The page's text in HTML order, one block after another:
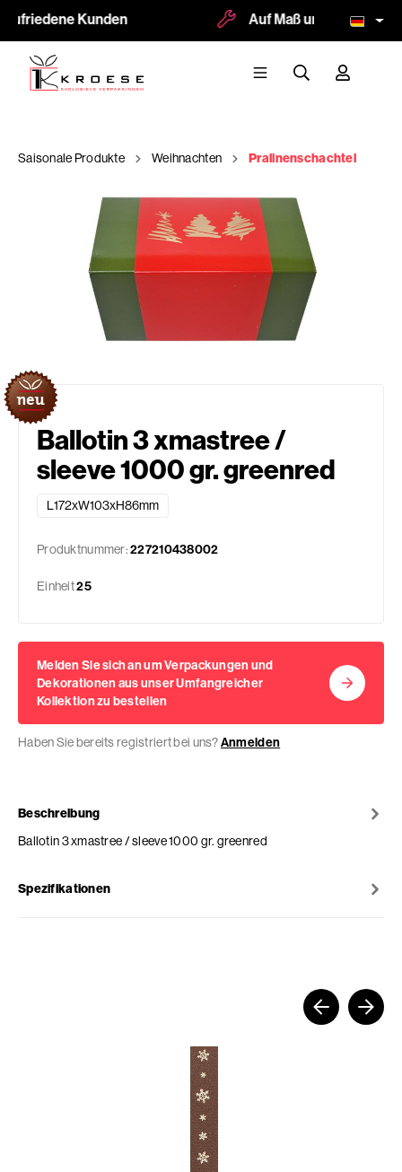
Kunden Auf Maß und Logodruck
Saisonale Produkte Weihnachten Pralinenschachtel
Ballotin 3 xmastree /
sleeve 1000 gr. greenred
L172xW103xH86mm
Produktnummer:227210438002
Einheit25
Melden Sie sich an um Verpackungen und
Dekorationen aus unser Umfangreicher
Kollektion zu bestellen
Haben Sie bereits registriert bei uns?Anmelden
Beschreibung
Ballotin 3 xmastree / sleeve 1000 gr. greenred
Spezifikationen